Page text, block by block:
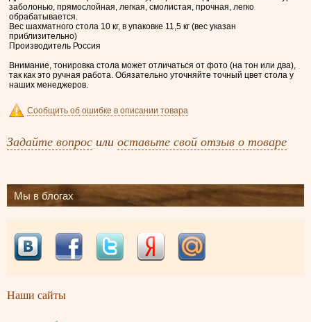
заболонью, прямослойная, легкая, смолистая, прочная, легко
обрабатывается.
Вес шахматного стола 10 кг, в упаковке 11,5 кг (вес указан
приблизительно)
Производитель Россия
Внимание, тонировка стола может отличаться от фото (на тон или два),
так как это ручная работа. Обязательно уточняйте точный цвет стола у
наших менеджеров.
Сообщить об ошибке в описании товара
Задайте вопрос или оставьте свой отзыв о товаре
Мы в блогах
Наши сайты